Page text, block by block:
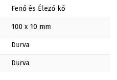
Fenő és Élező kő
100 x 10 mm
Durva
Durva